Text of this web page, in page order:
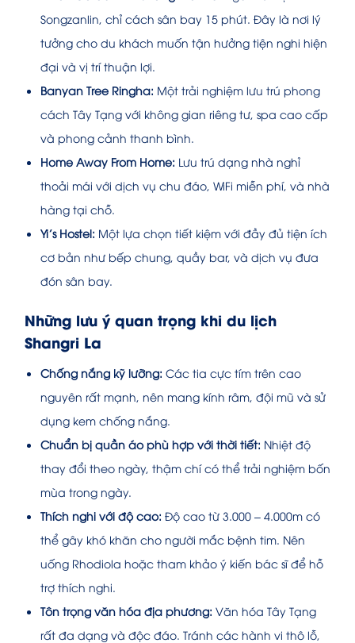
Songzanlin, chỉ cách sân bay 15 phút. Đây là nơi lý
tưởng cho du khách muốn tận hưởng tiện nghi hiện
đại và vị trí thuận lợi.
Banyan Tree Ringha: Một trải nghiệm lưu trú phong
cách Tây Tạng với không gian riêng tư, spa cao cấp
và phong cảnh thanh bình.
Home Away From Home: Lưu trú dạng nhà nghỉ
thoải mái với dịch vụ chu đáo, WiFi miễn phí, và nhà
hàng tại chỗ.
Yi’s Hostel: Một lựa chọn tiết kiệm với đầy đủ tiện ích
cơ bản như bếp chung, quầy bar, và dịch vụ đưa
đón sân bay.
Những lưu ý quan trọng khi du lịch
Shangri La
Chống nắng kỹ lưỡng: Các tia cực tím trên cao
nguyên rất mạnh, nên mang kính râm, đội mũ và sử
dụng kem chống nắng.
Chuẩn bị quần áo phù hợp với thời tiết: Nhiệt độ
thay đổi theo ngày, thậm chí có thể trải nghiệm bốn
mùa trong ngày.
Thích nghi với độ cao: Độ cao từ 3.000 – 4.000m có
thể gây khó khăn cho người mắc bệnh tim. Nên
uống Rhodiola hoặc tham khảo ý kiến bác sĩ để hỗ
trợ thích nghi.
Tôn trọng văn hóa địa phương: Văn hóa Tây Tạng
rất đa dạng và độc đáo. Tránh các hành vi thô lỗ,